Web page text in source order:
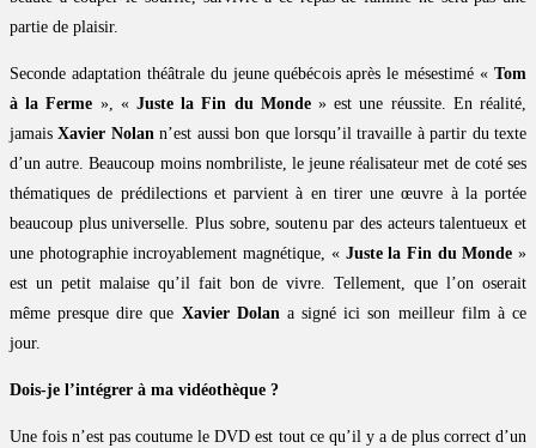
partie de plaisir.
Seconde adaptation théâtrale du jeune québécois après le mésestimé « Tom
à la Ferme », «Juste la Fin du Monde» est une réussite. En réalité,
jamaisXavier Nolann’est aussi bon que lorsqu’il travaille à partir du texte
d’un autre. Beaucoup moins nombriliste, le jeune réalisateur met de coté ses
thématiques de prédilections et parvient à en tirer une œuvre à la portée
beaucoup plus universelle. Plus sobre, soutenu par des acteurs talentueux et
une photographie incroyablement magnétique, « Juste la Fin du Monde »
est un petit malaise qu’il fait bon de vivre. Tellement, que l’on oserait
même presque dire que Xavier Dolana signé ici son meilleur film à ce
jour.
Dois-je l’intégrer à ma vidéothèque ?
Une fois n’est pas coutume le DVD est tout ce qu’il y a de plus correct d’un